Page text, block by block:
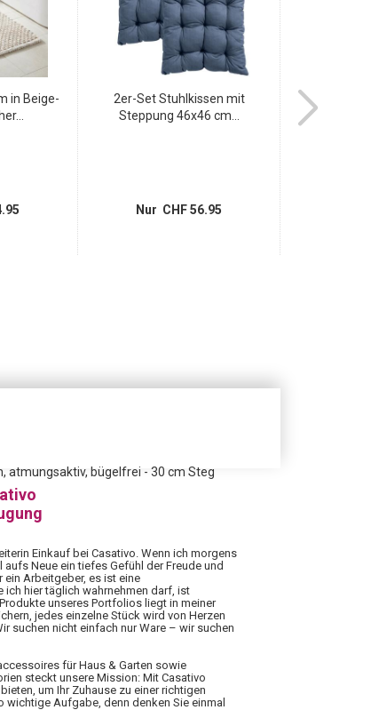
in Beige-
2er-Set Stuhlkissen mit
Steppung 46x46 cm...
Nur CHF 56.95
Premium
atmungsaktiv, bügelfrei - 30 cm Steg
Einkauf bei Casativo. Wenn ich morgens
Neue ein tiefes Gefühl der Freude und
ein Arbeitgeber, es ist eine
hier täglich wahrnehmen darf, ist
unseres Portfolios liegt in meiner
jedes einzelne Stück wird von Herzen
suchen nicht einfach nur Ware – wir suchen
für Haus & Garten sowie
steckt unsere Mission: Mit Casativo
um Ihr Zuhause zu einer richtigen
wichtige Aufgabe, denn denken Sie einmal